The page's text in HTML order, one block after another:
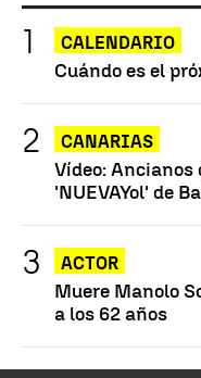
CALENDARIO
Cuándo es el
CANARIAS
Vídeo: Ancianos
'NUEVAYol' de
ACTOR
Muere Manolo
a los 62 años